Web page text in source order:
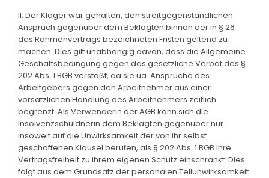
II. Der Kläger war gehalten, den streitgegenständlichen
Anspruch gegenüber dem Beklagten binnen der in § 26
des Rahmenvertrags bezeichneten Fristen geltend zu
machen. Dies gilt unabhängig davon, dass die Allgemeine
Geschäftsbedingung gegen das gesetzliche Verbot des §
202 Abs. 1 BGB verstößt, da sie ua. Ansprüche des
Arbeitgebers gegen den Arbeitnehmer aus einer
vorsätzlichen Handlung des Arbeitnehmers zeitlich
begrenzt. Als Verwenderin der AGB kann sich die
Insolvenzschuldnerin dem Beklagten gegenüber nur
insoweit auf die Unwirksamkeit der von ihr selbst
geschaffenen Klausel berufen, als § 202 Abs. 1 BGB ihre
Vertragsfreiheit zu ihrem eigenen Schutz einschränkt. Dies
folgt aus dem Grundsatz der personalen Teilunwirksamkeit.